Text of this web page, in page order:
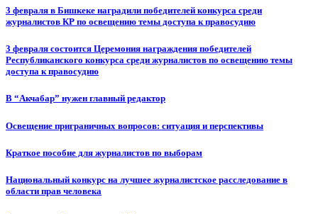
3 февраля в Бишкеке наградили победителей конкурса среди
журналистов КР по освещению темы доступа к правосудию
3 февраля состоится Церемония награждения победителей
Республиканского конкурса среди журналистов по освещению темы
доступа к правосудию
В “Акчабар” нужен главный редактор
Освещение приграничных вопросов: ситуация и перспективы
Краткое пособие для журналистов по выборам
Национальный конкурс на лучшее журналистское расследование в
области прав человека